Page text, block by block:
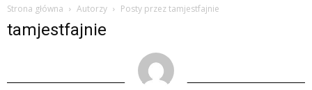
Strona główna Autorzy Posty przez tamjestfajnie
tamjestfajnie